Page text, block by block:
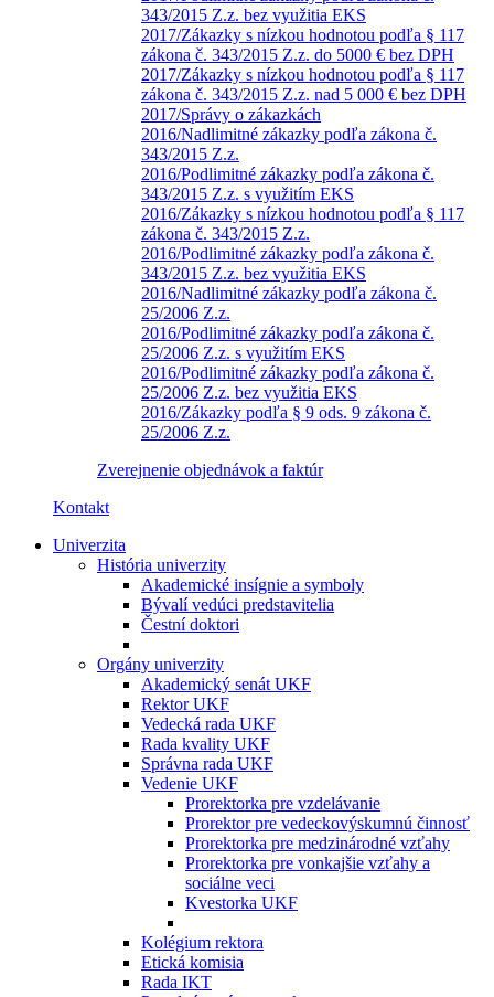
343/2015 Z.z. bez využitia EKS
2017/Zákazky s nízkou hodnotou podľa § 117
zákona č. 343/2015 Z.z. do 5000 € bez DPH
2017/Zákazky s nízkou hodnotou podľa § 117
zákona č. 343/2015 Z.z. nad 5 000 € bez DPH
2017/Správy o zákazkách
2016/Nadlimitné zákazky podľa zákona č.
343/2015 Z.z.
2016/Podlimitné zákazky podľa zákona č.
343/2015 Z.z. s využitím EKS
2016/Zákazky s nízkou hodnotou podľa § 117
zákona č. 343/2015 Z.z.
2016/Podlimitné zákazky podľa zákona č.
343/2015 Z.z. bez využitia EKS
2016/Nadlimitné zákazky podľa zákona č.
25/2006 Z.z.
2016/Podlimitné zákazky podľa zákona č.
25/2006 Z.z. s využitím EKS
2016/Podlimitné zákazky podľa zákona č.
25/2006 Z.z. bez využitia EKS
2016/Zákazky podľa § 9 ods. 9 zákona č.
25/2006 Z.z.
Zverejnenie objednávok a faktúr
Kontakt
Univerzita
História univerzity
Akademické insígnie a symboly
Bývalí vedúci predstavitelia
Čestní doktori
Orgány univerzity
Akademický senát UKF
Rektor UKF
Vedecká rada UKF
Rada kvality UKF
Správna rada UKF
Vedenie UKF
Prorektorka pre vzdelávanie
Prorektor pre vedeckovýskumnú činnosť
Prorektorka pre medzinárodné vzťahy
Prorektorka pre vonkajšie vzťahy a
sociálne veci
Kvestorka UKF
Kolégium rektora
Etická komisia
Rada IKT